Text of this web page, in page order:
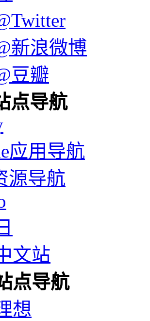
新浪微博
豆瓣
点导航
应用导航
源导航
文站
点导航
想